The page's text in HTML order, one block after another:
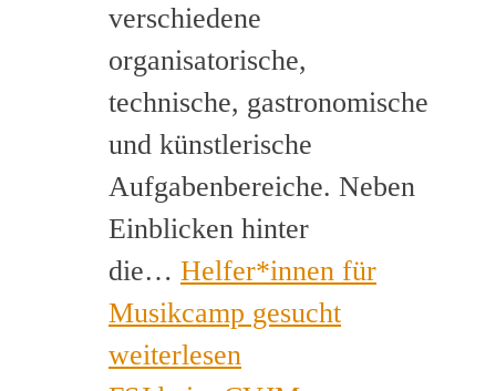
verschiedene
organisatorische,
technische, gastronomische
und künstlerische
Aufgabenbereiche. Neben
Einblicken hinter
die… Helfer*innen für
Musikcamp gesucht
weiterlesen